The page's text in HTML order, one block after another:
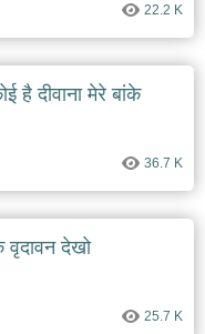
22.2 K
है दीवाना मेरे बांके
36.7 K
देखो
25.7 K